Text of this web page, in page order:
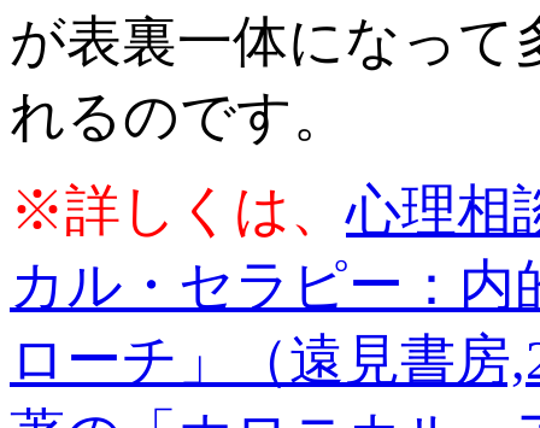
が表裏一体になって
れるのです。
※詳しくは、心理相
カル・セラピー：
ローチ」（遠見書房